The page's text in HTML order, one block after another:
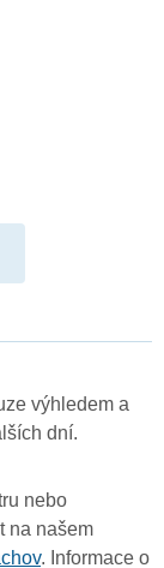
výhledem a
dní.
nebo
na našem
. Informace o